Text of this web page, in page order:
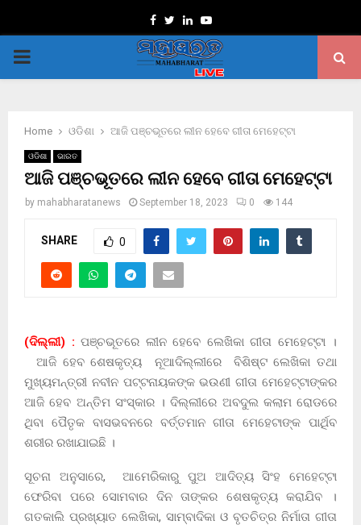
Facebook
TwitterLinkedinYoutube
PRIMARY
Home ଓଡିଶା ଆଜି ପଞ୍ଚଭୂତରେ ଲୀନ ହେବେ ଗୀତା ମେହେଟ୍ଟା
ଓଡିଶା ଭାରତ
ଆଜି ପଞ୍ଚଭୂତରେ ଲୀନ ହେବେ ଗୀତା ମେହେଟ୍ଟା
by mahabharatanews September 18, 2023 0 144
SHARE 0
(ଦିଲ୍ଲୀ) : ପଞ୍ଚଭୂତରେ ଲୀନ ହେବେ ଲେଖିକା ଗୀତା ମେହେଟ୍ଟା ।
ଆଜି ହେବ ଶେଷକୃତ୍ୟ ନୂଆଦିଲ୍ଲୀରେ ବିଶିଷ୍ଟ ଲେଖିକା ତଥା
ମୁଖ୍ୟମନ୍ତ୍ରୀ ନବୀନ ପଟ୍ଟନାୟକଙ୍କ ଭଉଣୀ ଗୀତା ମେହେଟ୍ଟାଙ୍କର
ଆଜି ହେବ ଅନ୍ତିମ ସଂସ୍କାର । ଦିଲ୍ଲୀରେ ଅବଦୁଲ କଲାମ ରୋଡରେ
ଥିବା ପୈତୃକ ବାସଭବନରେ ବର୍ତ୍ତମାନ ଗୀତା ମେହେଟାଙ୍କ ପାର୍ଥିବ
ଶରୀର ରଖାଯାଇଛି ।
ସୂଚନା ଅନୁସାରେ, ଆମେରିକାରୁ ପୁଅ ଆଦିତ୍ୟ ସିଂହ ମେହେଟ୍ଟା
ଫେରିବା ପରେ ସୋମବାର ଦିନ ତାଙ୍କର ଶେଷକୃତ୍ୟ କରାଯିବ ।
ଗତକାଲି ପ୍ରଖ୍ୟାତ ଲେଖିକା, ସାମ୍ବାଦିକା ଓ ବୃତଚିତ୍ର ନିର୍ମାତା ଗୀତା